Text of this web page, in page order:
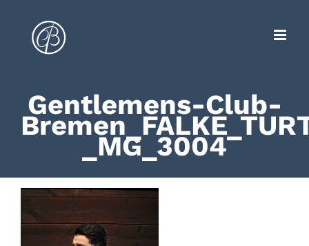
springen
Gentlemens-Club-
_MG_3004